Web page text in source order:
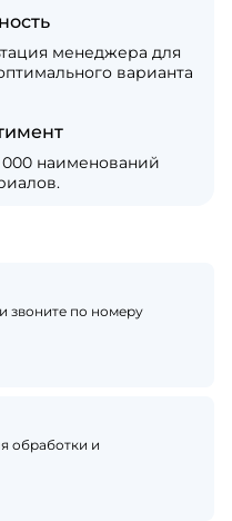
менеджера для
варианта
наименований
звоните по номеру
обработки и